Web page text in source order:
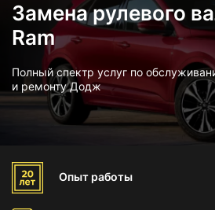
Замена рулевого
Ram
Полный спектр услуг по
и ремонту Додж
Опыт работы